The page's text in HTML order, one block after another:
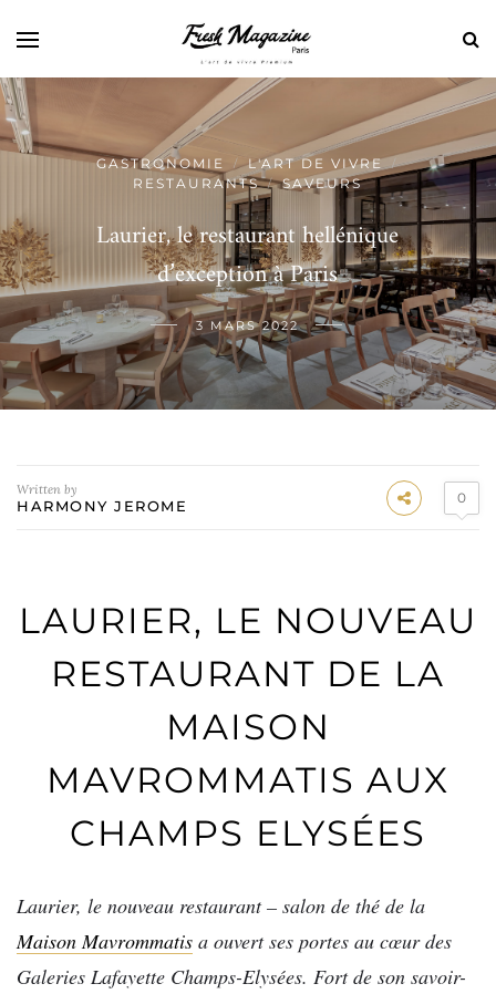
GASTRONOMIE / L'ART DE VIVRE /
RESTAURANTS / SAVEURS
Laurier, le restaurant hellénique
d’exception à Paris
3 MARS 2022
Written by
HARMONY JEROME 0
LAURIER, LE NOUVEAU
RESTAURANT DE LA
MAISON
MAVROMMATIS AUX
CHAMPS ELYSÉES
Laurier, le nouveau restaurant – salon de thé de la
Maison Mavrommatis a ouvert ses portes au cœur des
Galeries Lafayette Champs-Elysées. Fort de son savoir-